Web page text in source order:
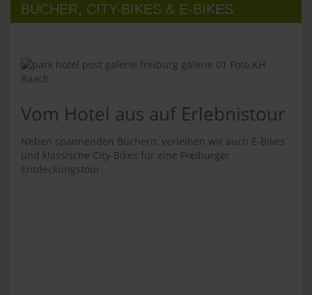
BÜCHER, CITY-BIKES & E-BIKES
Vom Hotel aus auf Erlebnistour
Neben spannenden Büchern, verleihen wir auch E-Bikes
und klassische City-Bikes für eine Freiburger
Entdeckungstour.